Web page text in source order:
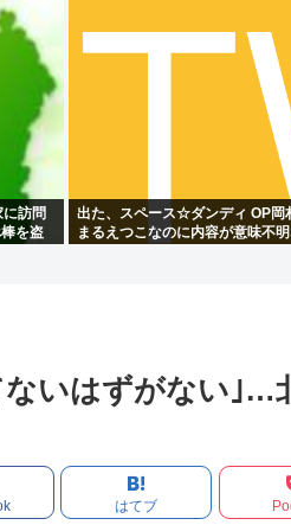
訪問
を盗
出た、スペース☆ダンディ OP岡
まるえつこなのに内容が意味不
ないはずがない｣…
はてブ